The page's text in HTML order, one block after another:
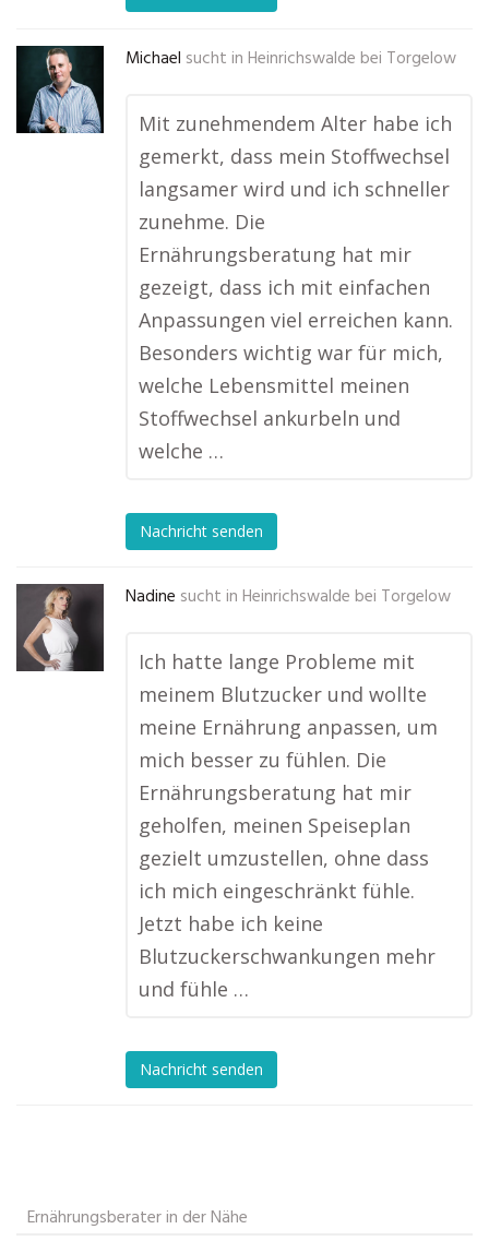
Michael sucht in Heinrichswalde bei Torgelow
Mit zunehmendem Alter habe ich
gemerkt, dass mein Stoffwechsel
langsamer wird und ich schneller
zunehme. Die
Ernährungsberatung hat mir
gezeigt, dass ich mit einfachen
Anpassungen viel erreichen kann.
Besonders wichtig war für mich,
welche Lebensmittel meinen
Stoffwechsel ankurbeln und
welche …
Nachricht senden
Nadine sucht in Heinrichswalde bei Torgelow
Ich hatte lange Probleme mit
meinem Blutzucker und wollte
meine Ernährung anpassen, um
mich besser zu fühlen. Die
Ernährungsberatung hat mir
geholfen, meinen Speiseplan
gezielt umzustellen, ohne dass
ich mich eingeschränkt fühle.
Jetzt habe ich keine
Blutzuckerschwankungen mehr
und fühle …
Nachricht senden
Ernährungsberater in der Nähe